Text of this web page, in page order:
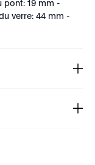
pont: 19 mm -
verre: 44 mm -